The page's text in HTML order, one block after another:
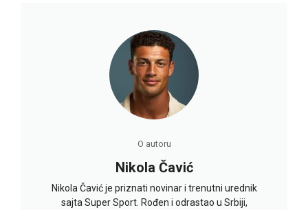
O autoru
Nikola Čavić
Nikola Čavić je priznati novinar i trenutni urednik
sajta Super Sport. Rođen i odrastao u Srbiji,